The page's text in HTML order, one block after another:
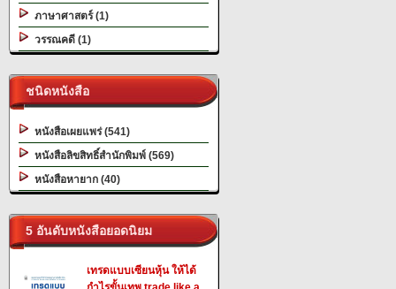
ภาษาศาสตร์ (1)
วรรณคดี (1)
ชนิดหนังสือ
หนังสือเผยแพร่ (541)
หนังสือลิขสิทธิ์สำนักพิมพ์ (569)
หนังสือหายาก (40)
5 อันดับหนังสือยอดนิยม
เทรดแบบเซียนหุ้น ให้ได้